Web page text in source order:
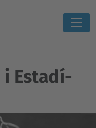
i Estadí­